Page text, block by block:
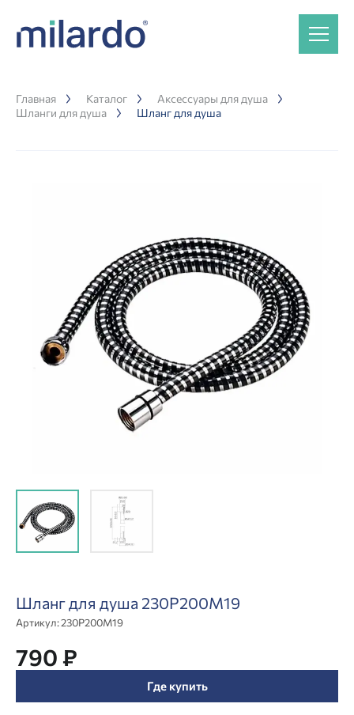
Главная Каталог
Аксессуары для душа
Шланги для душа
Шланг для душа
Шланг для душа 230P200M19
Артикул:230P200M19
790 ₽
Где купить